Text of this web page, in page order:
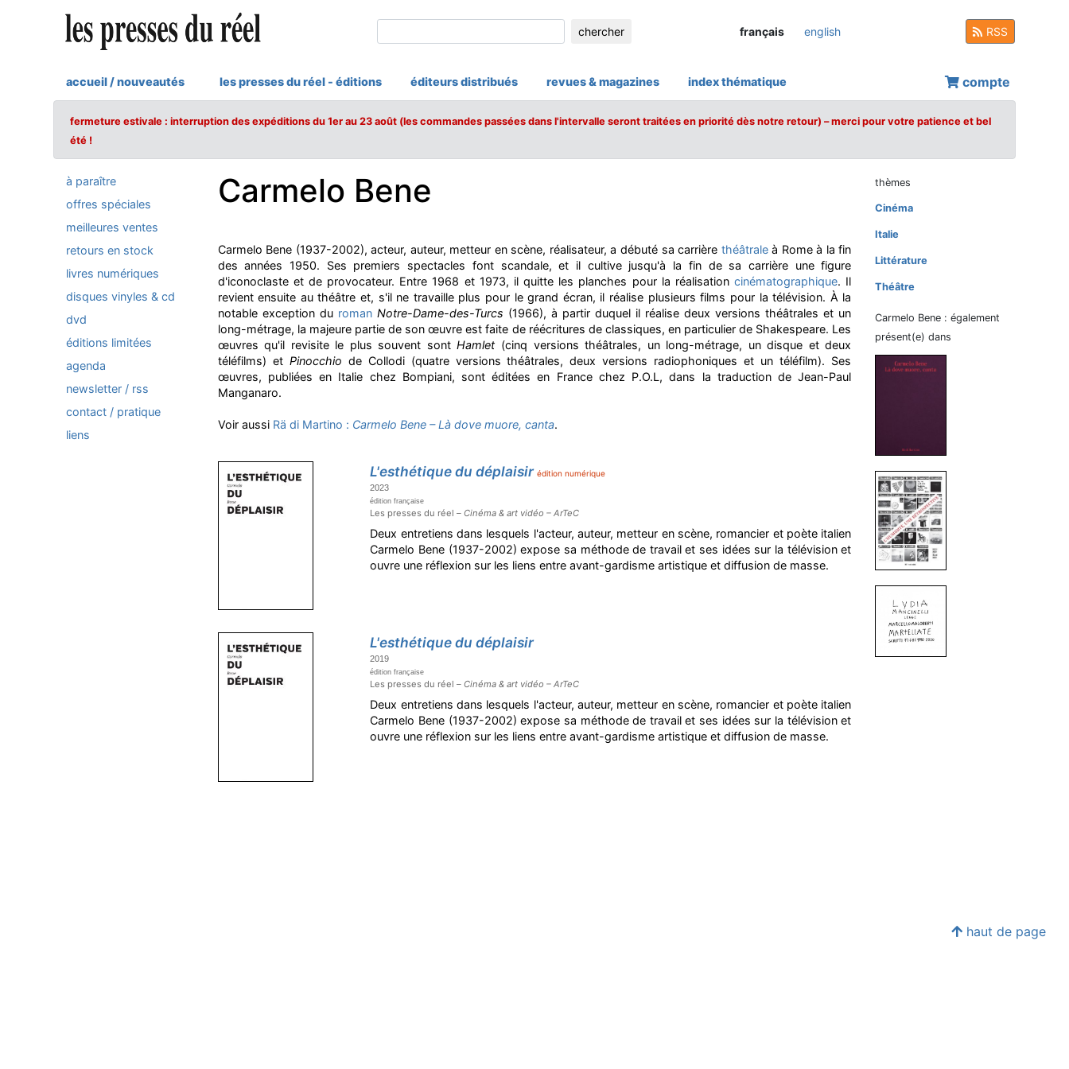
chercher français english RSS
accueil / nouveautés les presses du réel - éditions éditeurs distribués revues & magazines index thématique compte
fermeture estivale : interruption des expéditions du 1er au 23 août (les commandes passées dans l'intervalle seront traitées en priorité dès notre retour) – merci pour votre patience et bel
été !
à paraître
offres spéciales
meilleures ventes
retours en stock
livres numériques
disques vinyles & cd
dvd
éditions limitées
agenda
newsletter / rss
contact / pratique
liens
Carmelo Bene
Carmelo Bene (1937-2002), acteur, auteur, metteur en scène, réalisateur, a débuté sa carrière théâtraleà Rome à la fin
des années 1950. Ses premiers spectacles font scandale, et il cultive jusqu'à la fin de sa carrière une figure
d'iconoclaste et de provocateur. Entre 1968 et 1973, il quitte les planches pour la réalisationcinématographique. Il
revient ensuite au théâtre et, s'il ne travaille plus pour le grand écran, il réalise plusieurs films pour la télévision. À la
notable exception du roman Notre-Dame-des-Turcs (1966), à partir duquel il réalise deux versions théâtrales et un
long-métrage, la majeure partie de son œuvre est faite de réécritures de classiques, en particulier de Shakespeare. Les
œuvres qu'il revisite le plus souvent sontHamlet (cinq versions théâtrales, un long-métrage, un disque et deux
téléfilms) et Pinocchio de Collodi (quatre versions théâtrales, deux versions radiophoniques et un téléfilm). Ses
œuvres, publiées en Italie chez Bompiani, sont éditées en France chez P.O.L, dans la traduction de Jean-Paul
Manganaro.
Voir aussi Rä di Martino : Carmelo Bene – Là dove muore, canta.
L'esthétique du déplaisirédition numérique
2023
édition française
Les presses du réel –Cinéma & art vidéo – ArTeC
Deux entretiens dans lesquels l'acteur, auteur, metteur en scène, romancier et poète italien
Carmelo Bene (1937-2002) expose sa méthode de travail et ses idées sur la télévision et
ouvre une réflexion sur les liens entre avant-gardisme artistique et diffusion de masse.
L'esthétique du déplaisir
2019
édition française
Les presses du réel –Cinéma & art vidéo – ArTeC
Deux entretiens dans lesquels l'acteur, auteur, metteur en scène, romancier et poète italien
Carmelo Bene (1937-2002) expose sa méthode de travail et ses idées sur la télévision et
ouvre une réflexion sur les liens entre avant-gardisme artistique et diffusion de masse.
thèmes
Cinéma
Italie
Littérature
Théâtre
Carmelo Bene : également
présent(e) dans
haut de page